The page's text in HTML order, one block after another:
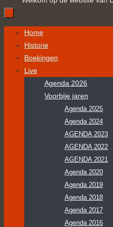
naar
inhoud
Home
Historie
Boekingen
Live
Agenda 2026
Voorbije jaren
Agenda 2025
Agenda 2024
AGENDA 2023
AGENDA 2022
AGENDA 2021
Agenda 2020
Agenda 2019
Agenda 2018
Agenda 2017
Agenda 2016